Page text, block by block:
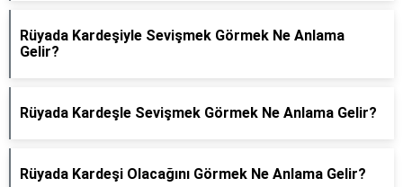
Rüyada Kardeşiyle Sevişmek Görmek Ne Anlama
Gelir?
Rüyada Kardeşle Sevişmek Görmek Ne Anlama Gelir?
Rüyada Kardeşi Olacağını Görmek Ne Anlama Gelir?